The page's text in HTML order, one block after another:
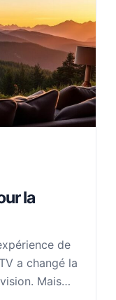
la
de
a changé la
Mais…